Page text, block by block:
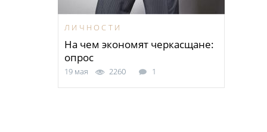
ЛИЧНОСТИ
На чем экономят черкасщане:
опрос
19 мая 2260 1